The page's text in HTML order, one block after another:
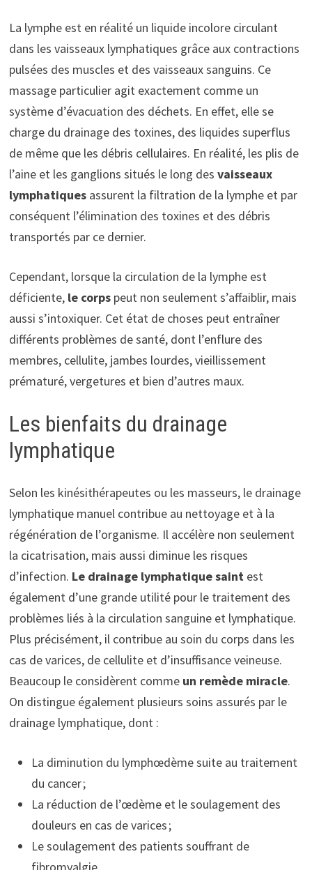
La lymphe est en réalité un liquide incolore circulant
dans les vaisseaux lymphatiques grâce aux contractions
pulsées des muscles et des vaisseaux sanguins. Ce
massage particulier agit exactement comme un
système d’évacuation des déchets. En effet, elle se
charge du drainage des toxines, des liquides superflus
de même que les débris cellulaires. En réalité, les plis de
l’aine et les ganglions situés le long des vaisseaux
lymphatiquesassurent la filtration de la lymphe et par
conséquent l’élimination des toxines et des débris
transportés par ce dernier.
Cependant, lorsque la circulation de la lymphe est
déficiente, le corpspeut non seulement s’affaiblir, mais
aussi s’intoxiquer. Cet état de choses peut entraîner
différents problèmes de santé, dont l’enflure des
membres, cellulite, jambes lourdes, vieillissement
prématuré, vergetures et bien d’autres maux.
Les bienfaits du drainage
lymphatique
Selon les kinésithérapeutes ou les masseurs, le drainage
lymphatique manuel contribue au nettoyage et à la
régénération de l’organisme. Il accélère non seulement
la cicatrisation, mais aussi diminue les risques
d’infection. Le drainage lymphatique saintest
également d’une grande utilité pour le traitement des
problèmes liés à la circulation sanguine et lymphatique.
Plus précisément, il contribue au soin du corps dans les
cas de varices, de cellulite et d’insuffisance veineuse.
Beaucoup le considèrent comme un remède miracle.
On distingue également plusieurs soins assurés par le
drainage lymphatique, dont :
La diminution du lymphœdème suite au traitement
du cancer ;
La réduction de l’œdème et le soulagement des
douleurs en cas de varices ;
Le soulagement des patients souffrant de